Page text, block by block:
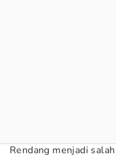
Rendang menjadi